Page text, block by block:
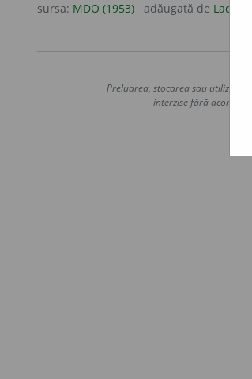
sursa: MDO (1953) adăugată de
Preluarea, stocarea sau
interzise fără acordul